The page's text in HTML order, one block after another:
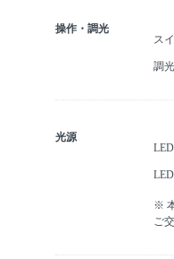
操作・調光
ス
調光
光源
LED
※
ご